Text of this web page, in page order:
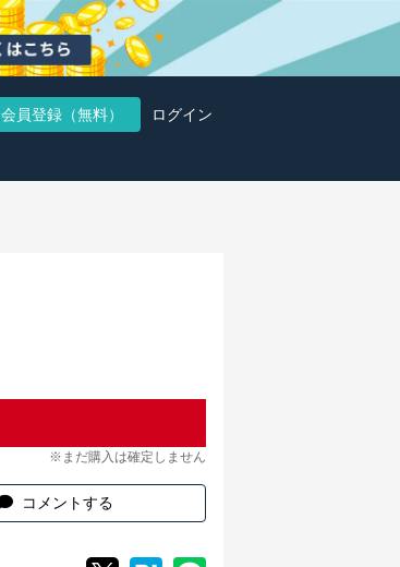
会員登録（無料） ログイン
※まだ購入は確定しません
コメントする